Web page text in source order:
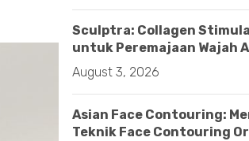
Sculptra: Collagen
untuk Peremajaan Wajah
August 3, 2026
Asian Face Contouring:
Teknik Face Contouring